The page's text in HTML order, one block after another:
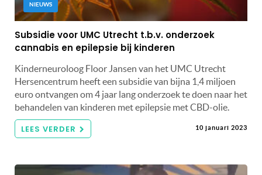
NIEUWS
Subsidie voor UMC Utrecht t.b.v. onderzoek
cannabis en epilepsie bij kinderen
Kinderneuroloog Floor Jansen van het UMC Utrecht
Hersencentrum heeft een subsidie van bijna 1,4 miljoen
euro ontvangen om 4 jaar lang onderzoek te doen naar het
behandelen van kinderen met epilepsie met CBD-olie.
LEES VERDER 10 januari 2023